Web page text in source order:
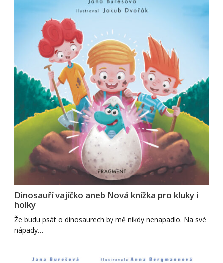
Dinosauří vajíčko aneb Nová knížka pro kluky i
holky
Že budu psát o dinosaurech by mě nikdy nenapadlo. Na své
nápady…